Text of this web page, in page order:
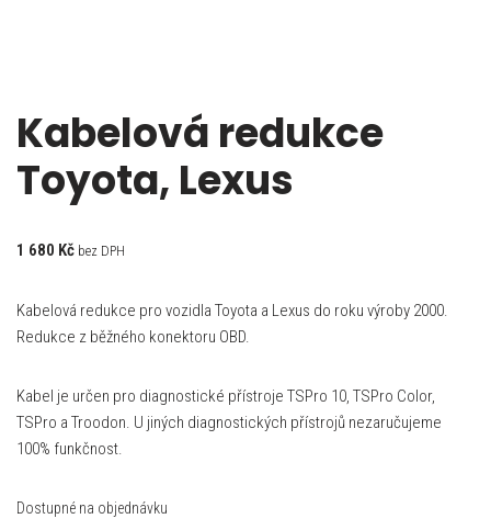
Kabelová redukce
Toyota, Lexus
1 680 Kč bez DPH
Kabelová redukce pro vozidla Toyota a Lexus do roku výroby 2000.
Redukce z běžného konektoru OBD.
Kabel je určen pro diagnostické přístroje TSPro 10, TSPro Color,
TSPro a Troodon. U jiných diagnostických přístrojů nezaručujeme
100% funkčnost.
Dostupné na objednávku